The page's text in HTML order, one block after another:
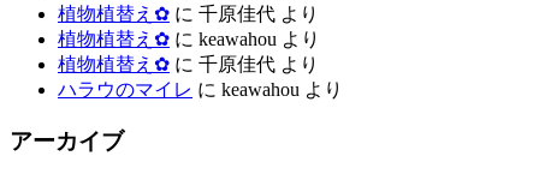
植物植替え✿ に 千原佳代 より
植物植替え✿ に keawahou より
植物植替え✿ に 千原佳代 より
ハラウのマイレ に keawahou より
アーカイブ